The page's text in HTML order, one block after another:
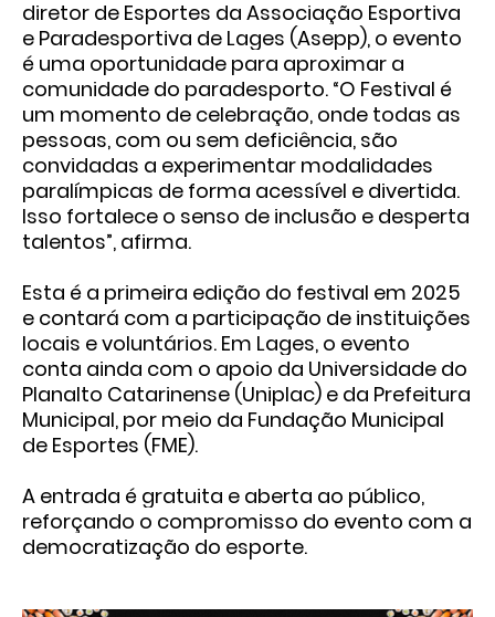
diretor de Esportes da Associação Esportiva
e Paradesportiva de Lages (Asepp), o evento
é uma oportunidade para aproximar a
comunidade do paradesporto. “O Festival é
um momento de celebração, onde todas as
pessoas, com ou sem deficiência, são
convidadas a experimentar modalidades
paralímpicas de forma acessível e divertida.
Isso fortalece o senso de inclusão e desperta
talentos”, afirma.
Esta é a primeira edição do festival em 2025
e contará com a participação de instituições
locais e voluntários. Em Lages, o evento
conta ainda com o apoio da Universidade do
Planalto Catarinense (Uniplac) e da Prefeitura
Municipal, por meio da Fundação Municipal
de Esportes (FME).
A entrada é gratuita e aberta ao público,
reforçando o compromisso do evento com a
democratização do esporte.